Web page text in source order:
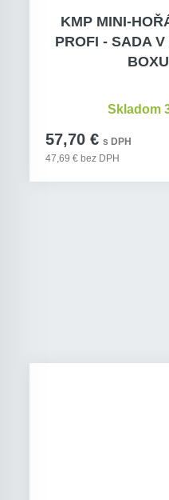
KMP MINI-
PROFI - SADA
BOXU
57,70 € s DPH
47,69 € bez DPH
Skladom